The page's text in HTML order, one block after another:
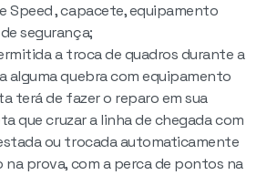
Speed , capacete, equipamento
segurança;
a troca de quadros durante a
alguma quebra com equipamento
terá de fazer o reparo em sua
que cruzar a linha de chegada com
ou trocada automaticamente
na prova, com a perca de pontos na